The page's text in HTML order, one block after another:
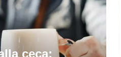
ceca: